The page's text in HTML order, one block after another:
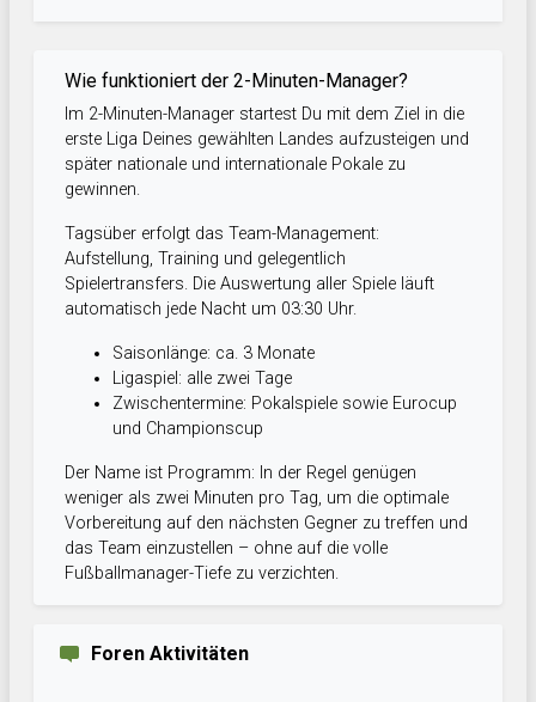
Wie funktioniert der 2-Minuten-Manager?
Im 2-Minuten-Manager startest Du mit dem Ziel in die
erste Liga Deines gewählten Landes aufzusteigen und
später nationale und internationale Pokale zu
gewinnen.
Tagsüber erfolgt das Team-Management:
Aufstellung, Training und gelegentlich
Spielertransfers. Die Auswertung aller Spiele läuft
automatisch jede Nacht um 03:30 Uhr.
Saisonlänge: ca. 3 Monate
Ligaspiel: alle zwei Tage
Zwischentermine: Pokalspiele sowie Eurocup
und Championscup
Der Name ist Programm: In der Regel genügen
weniger als zwei Minuten pro Tag, um die optimale
Vorbereitung auf den nächsten Gegner zu treffen und
das Team einzustellen – ohne auf die volle
Fußballmanager-Tiefe zu verzichten.
Foren Aktivitäten